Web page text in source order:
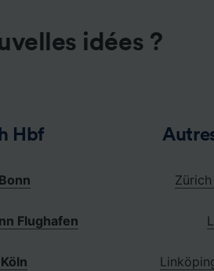
idées ?
Hbf
Bonn
Flughafen
Köln